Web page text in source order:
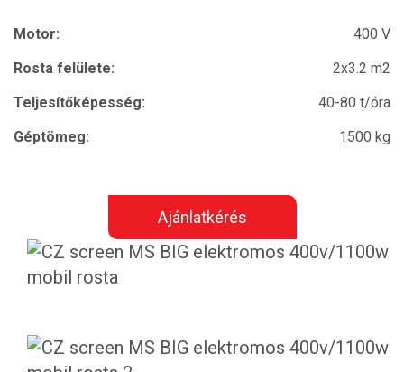
Motor:
400 V
Rosta felülete:
2x3.2 m2
Teljesítőképesség:
40-80 t/óra
Géptömeg:
1500 kg
Ajánlatkérés